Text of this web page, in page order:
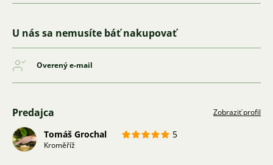
U nás sa nemusíte báť nakupovať
Overený e-mail
Predajca Zobraziť profil
Tomáš Grochal 5
Kroměříž